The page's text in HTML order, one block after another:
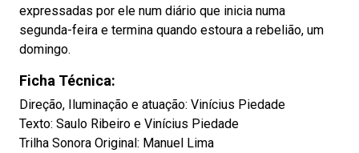
expressadas por ele num diário que inicia numa
segunda-feira e termina quando estoura a rebelião, um
domingo.
Ficha Técnica:
Direção, Iluminação e atuação: Vinícius Piedade
Texto: Saulo Ribeiro e Vinícius Piedade
Trilha Sonora Original: Manuel Lima